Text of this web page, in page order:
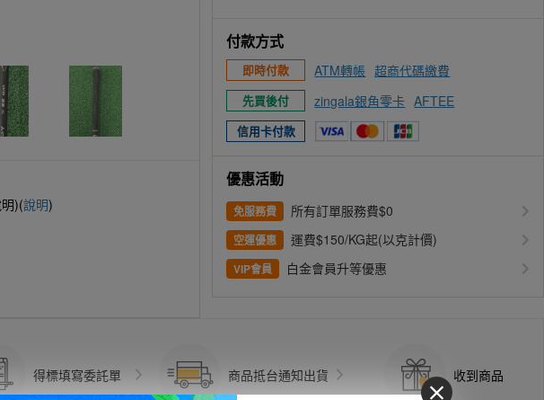
)(說明)
付款方式
即時付款 ATM轉帳 超商代碼繳費
先買後付 zingala銀角零卡 AFTEE
信用卡付款
優惠活動
免服務費 所有訂單服務費$0
空運優惠 運費$150/KG起(以克計價)
VIP會員 白金會員升等優惠
得標填寫委託單 商品抵台通知出貨 收到商品